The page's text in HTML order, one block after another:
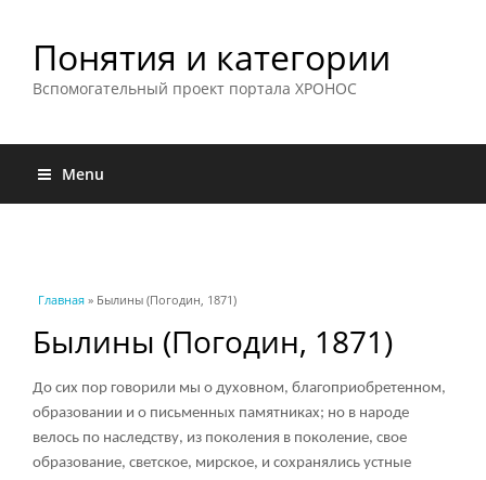
Понятия и категории
Вспомогательный проект портала ХРОНОС
Menu
Вы здесь
Главная » Былины (Погодин, 1871)
Былины (Погодин, 1871)
До сих пор говорили мы о духовном, благоприобретенном,
образовании и о письменных памятниках; но в народе
велось по наследству, из поколения в поколение, свое
образование, светское, мирское, и сохранялись устные